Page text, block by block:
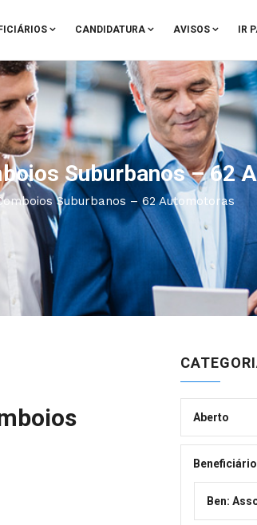
CANDIDATURA AVISOS IR
Suburbanos – 62
Suburbanos – 62 Automotoras
Aberto
Ben: